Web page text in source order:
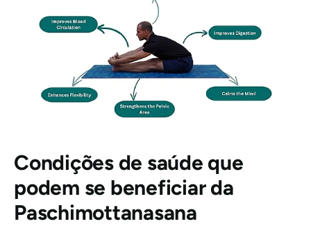
Condições de saúde que
podem se beneficiar da
Paschimottanasana